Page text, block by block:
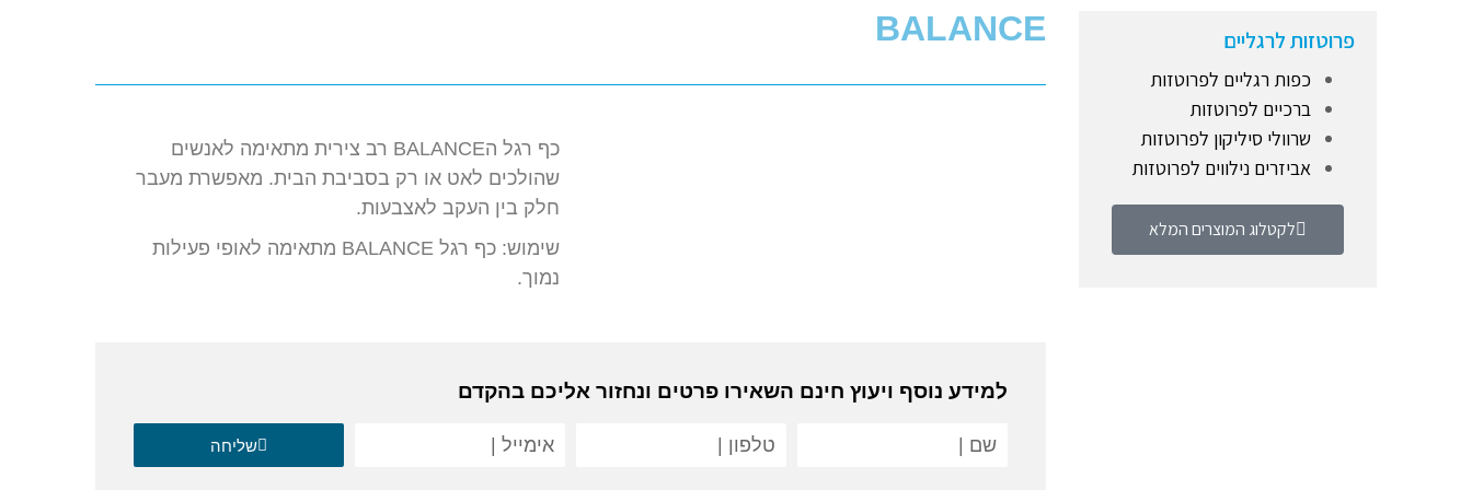
פרוטזות לרגליים
כפות רגליים לפרוטזות
ברכיים לפרוטזות
שרוולי סיליקון לפרוטזות
אביזרים נילווים לפרוטזות
לקטלוג המוצרים המלא
BALANCE
כף רגל הBALANCE רב צירית מתאימה לאנשים
שהולכים לאט או רק בסביבת הבית. מאפשרת מעבר
חלק בין העקב לאצבעות.
שימוש: כף רגל BALANCE מתאימה לאופי פעילות
נמוך.
למידע נוסף ויעוץ חינם השאירו פרטים ונחזור אליכם בהקדם
שליחה